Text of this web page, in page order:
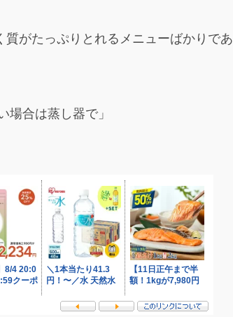
がたっぷりとれるメニューばかりであ
場合は蒸し器で」